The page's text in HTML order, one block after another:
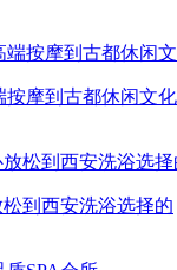
按摩到古都休闲文化
到西安洗浴选择的